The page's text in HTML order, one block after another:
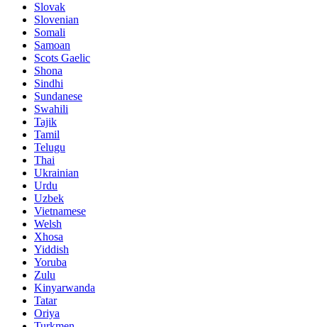
Slovak
Slovenian
Somali
Samoan
Scots Gaelic
Shona
Sindhi
Sundanese
Swahili
Tajik
Tamil
Telugu
Thai
Ukrainian
Urdu
Uzbek
Vietnamese
Welsh
Xhosa
Yiddish
Yoruba
Zulu
Kinyarwanda
Tatar
Oriya